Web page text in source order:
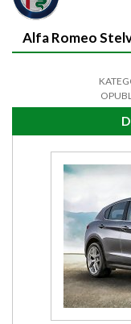
Alfa Romeo